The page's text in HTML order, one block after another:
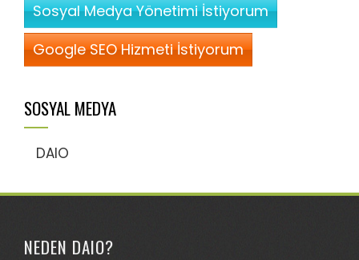
Sosyal Medya Yönetimi İstiyorum
Google SEO Hizmeti İstiyorum
SOSYAL MEDYA
DAIO
NEDEN DAIO?